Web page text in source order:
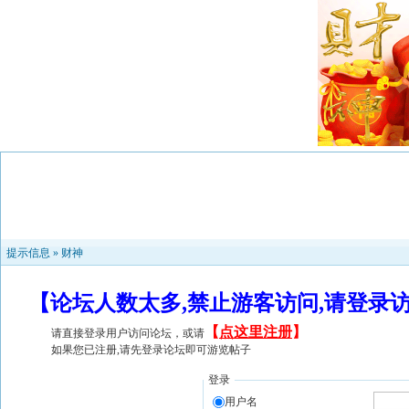
提示信息 » 财神
【论坛人数太多,禁止游客访问,请登
请直接登录用户访问论坛，或请 【 点这里注册】
如果您已注册,请先登录论坛即可游览帖子
登录
用户名